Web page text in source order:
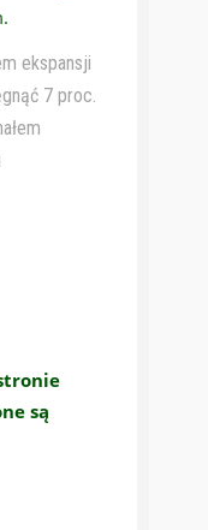
ekspansji
7 proc.
są